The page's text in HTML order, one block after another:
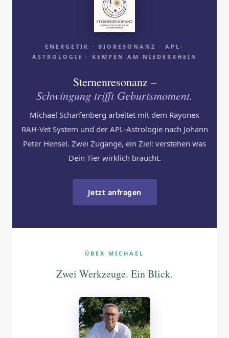
ENERGETIK · BIORESONANZ · APL-
ASTROLOGIE · KEMPEN AM NIEDERRHEIN
Sternenresonanz –
Schwingung trifft Geburtsmoment.
Michael Scharfenberg arbeitet mit dem Rayonex
RAH-Vet System und der APL-Astrologie nach Johann
Peter Hensel. Zwei Zugänge, ein Ziel: verstehen was
Dein Tier wirklich braucht.
Jetzt anfragen
ÜBER MICHAEL
Zwei Werkzeuge. Ein Blick.